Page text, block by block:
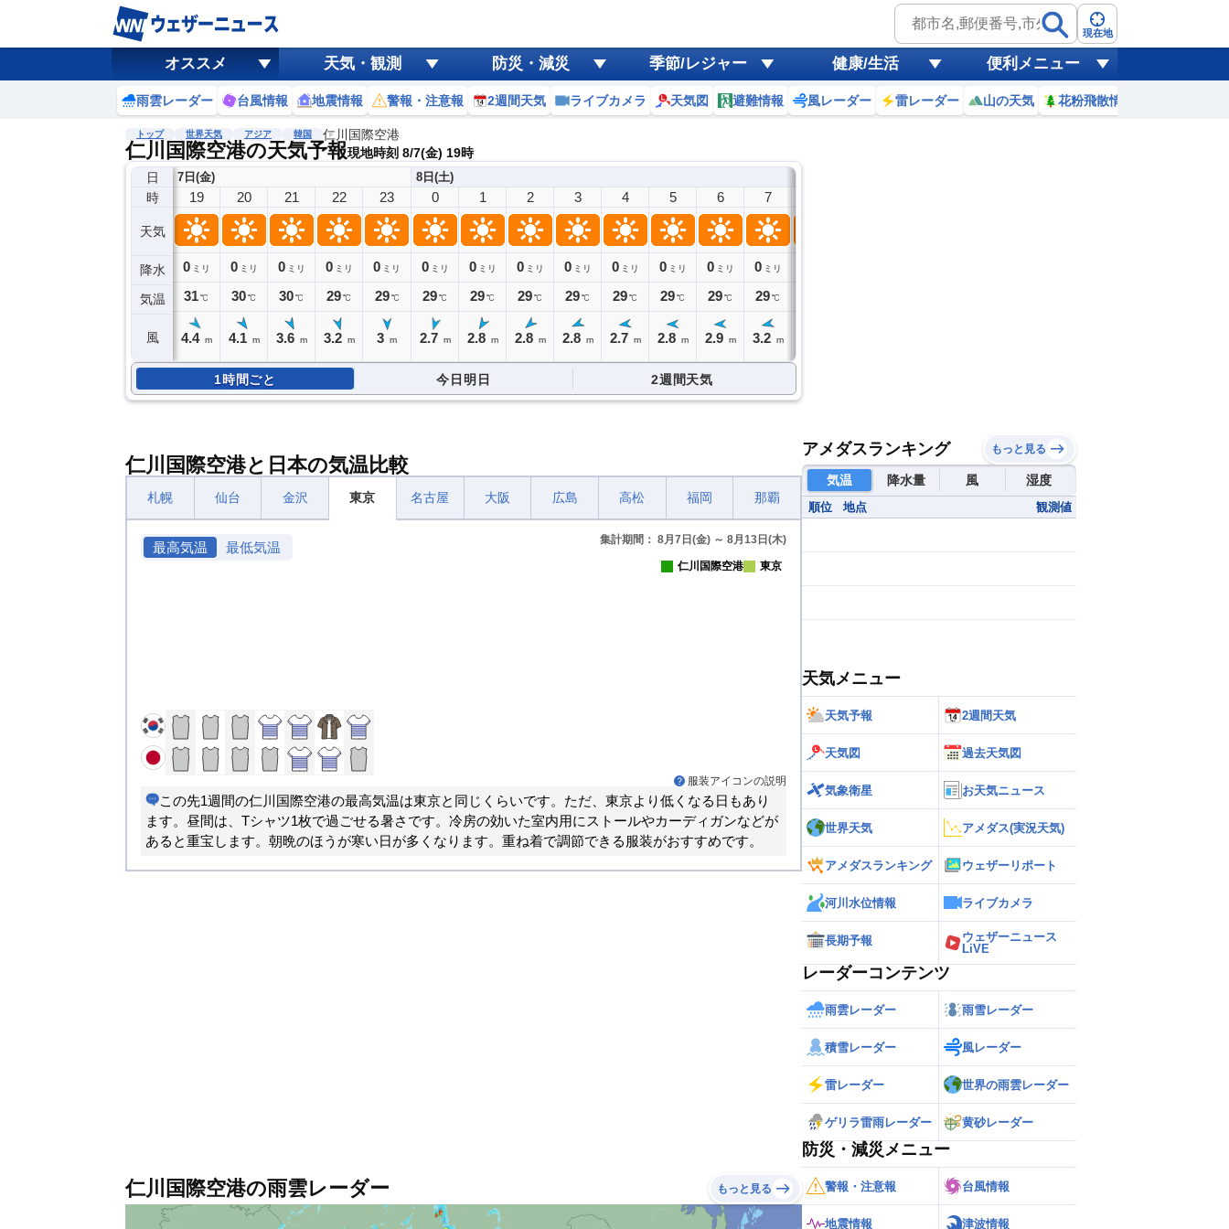
現在地
オススメ 天気・観測 防災・減災 季節/レジャー 健康/生活 便利メニュー
雨雲レーダー 台風情報 地震情報 警報・注意報 2週間天気 ライブカメラ 天気図 避難情報 風レーダー 雷レーダー 山の天気 花粉飛散情報
トップ 世界天気 アジア 韓国 仁川国際空港
仁川国際空港の天気予報現地時刻 8/7(金) 19時
日
時
天気
降水
気温
風
7日(金)
19
0 ミリ
31℃
4.4 m
20
0 ミリ
30℃
4.1 m
21
0 ミリ
30℃
3.6 m
22
0 ミリ
29℃
3.2 m
23
0 ミリ
29 ℃
3 m
8日(土)
0
0 ミリ
29℃
2.7 m
1
0 ミリ
29℃
2.8 m
2
0 ミリ
29℃
2.8 m
3
0 ミリ
29℃
2.8 m
4
0 ミリ
29℃
2.7 m
5
0 ミリ
29℃
2.8 m
6
0 ミリ
29℃
2.9 m
7
0 ミリ
29℃
3.2 m
1時間ごと 今日明日 2週間天気
仁川国際空港と日本の気温比較
札幌 仙台 金沢 東京 名古屋 大阪 広島 高松 福岡 那覇
最高気温 最低気温
集計期間： 8月7日(金) ～ 8月13日(木)
仁川国際空港 東京
服装アイコンの説明
この先1週間の仁川国際空港の最高気温は東京と同じくらいです。ただ、東京より低くなる日もあり
ます。昼間は、Tシャツ1枚で過ごせる暑さです。冷房の効いた室内用にストールやカーディガンなどが
あると重宝します。朝晩のほうが寒い日が多くなります。重ね着で調節できる服装がおすすめです。
仁川国際空港の雨雲レーダー もっと見る
アメダスランキング もっと見る
気温 降水量 風 湿度
順位 地点 観測値
天気メニュー
天気予報 2週間天気
天気図 過去天気図
気象衛星 お天気ニュース
世界天気 アメダス(実況天気)
アメダスランキング ウェザーリポート
河川水位情報 ライブカメラ
長期予報
ウェザーニュース
LiVE
レーダーコンテンツ
雨雲レーダー 雨雪レーダー
積雪レーダー 風レーダー
雷レーダー 世界の雨雲レーダー
ゲリラ雷雨レーダー 黄砂レーダー
防災・減災メニュー
警報・注意報 台風情報
地震情報 津波情報